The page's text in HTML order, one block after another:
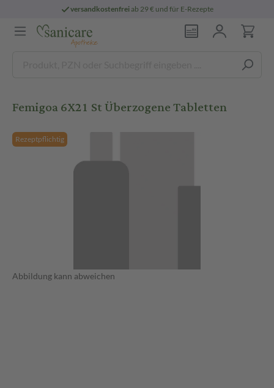
versandkostenfreiab 29 € und für E-Rezepte
Femigoa 6X21 St Überzogene Tabletten
Rezeptpflichtig
Abbildung kann abweichen